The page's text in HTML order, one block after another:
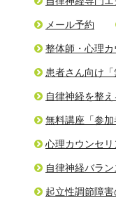
メール予約
整体師・心理
患者さん向け「
自律神経を整
無料講座「参加
心理カウンセリ
自律神経バラ
起立性調節障